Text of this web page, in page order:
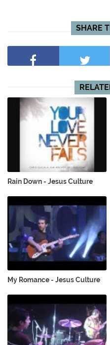
SHARE
Rain Down - Jesus Culture
My Romance - Jesus Culture